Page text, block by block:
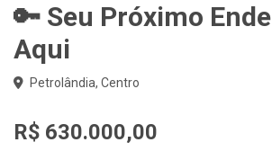
🔑 Seu Próximo
Aqui
Petrolândia, Centro
R$ 630.000,00